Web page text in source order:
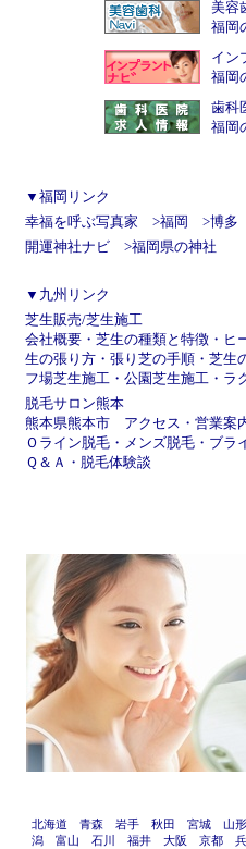
美容
福岡
イン
福岡
歯科
福岡
▼福岡リンク
幸福を呼ぶ写真家 >福岡 >博多
開運神社ナビ >福岡県の神社
▼九州リンク
芝生販売/芝生施工
会社概要 ・ 芝生の種類と特徴 ・ ヒ
生の張り方 ・ 張り芝の手順 ・ 芝生
フ場芝生施工 ・ 公園芝生施工 ・ ラ
脱毛サロン熊本
熊本県熊本市
アクセス ・ 営業案
Ｏライン脱毛 ・ メンズ脱毛 ・ ブラ
Ｑ＆Ａ ・ 脱毛体験談
北海道 青森 岩手 秋田 宮城
山形
潟
富山 石川 福井 大阪 京都